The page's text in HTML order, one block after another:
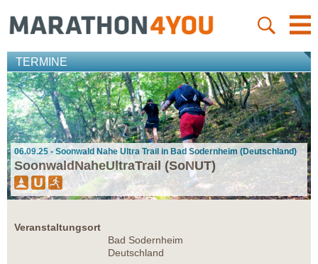
TERMINE
06.09.25 - Soonwald Nahe Ultra Trail in Bad Sodernheim (Deutschland)
SoonwaldNaheUltraTrail (SoNUT)
Veranstaltungsort
Bad Sodernheim
Deutschland